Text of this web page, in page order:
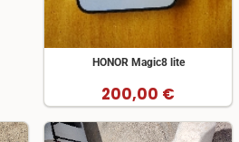
HONOR Magic8 lite
200,00 €